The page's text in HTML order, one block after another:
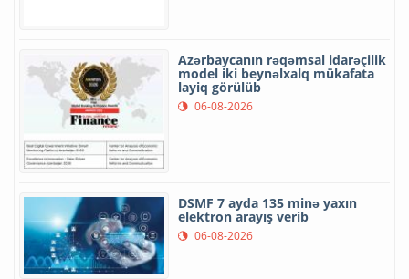
Azərbaycanın rəqəmsal idarəçilik
model iki beynəlxalq mükafata
layiq görülüb
06-08-2026
DSMF 7 ayda 135 minə yaxın
elektron arayış verib
06-08-2026